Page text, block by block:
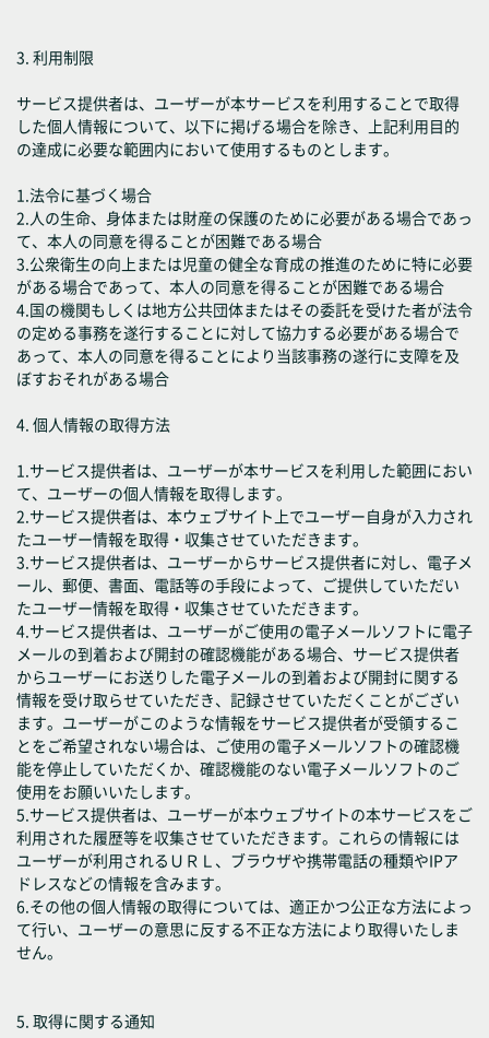
3. 利用制限
サービス提供者は、ユーザーが本サービスを利用することで取得
した個人情報について、以下に掲げる場合を除き、上記利用目的
の達成に必要な範囲内において使用するものとします。
1.法令に基づく場合
2.人の生命、身体または財産の保護のために必要がある場合であっ
て、本人の同意を得ることが困難である場合
3.公衆衛生の向上または児童の健全な育成の推進のために特に必要
がある場合であって、本人の同意を得ることが困難である場合
4.国の機関もしくは地方公共団体またはその委託を受けた者が法令
の定める事務を遂行することに対して協力する必要がある場合で
あって、本人の同意を得ることにより当該事務の遂行に支障を及
ぼすおそれがある場合
4. 個人情報の取得方法
1.サービス提供者は、ユーザーが本サービスを利用した範囲におい
て、ユーザーの個人情報を取得します。
2.サービス提供者は、本ウェブサイト上でユーザー自身が入力され
たユーザー情報を取得・収集させていただきます。
3.サービス提供者は、ユーザーからサービス提供者に対し、電子メ
ール、郵便、書面、電話等の手段によって、ご提供していただい
たユーザー情報を取得・収集させていただきます。
4.サービス提供者は、ユーザーがご使用の電子メールソフトに電子
メールの到着および開封の確認機能がある場合、サービス提供者
からユーザーにお送りした電子メールの到着および開封に関する
情報を受け取らせていただき、記録させていただくことがござい
ます。ユーザーがこのような情報をサービス提供者が受領するこ
とをご希望されない場合は、ご使用の電子メールソフトの確認機
能を停止していただくか、確認機能のない電子メールソフトのご
使用をお願いいたします。
5.サービス提供者は、ユーザーが本ウェブサイトの本サービスをご
利用された履歴等を収集させていただきます。これらの情報には
ユーザーが利用されるＵＲＬ、ブラウザや携帯電話の種類やIPア
ドレスなどの情報を含みます。
6.その他の個人情報の取得については、適正かつ公正な方法によっ
て行い、ユーザーの意思に反する不正な方法により取得いたしま
せん。
5. 取得に関する通知